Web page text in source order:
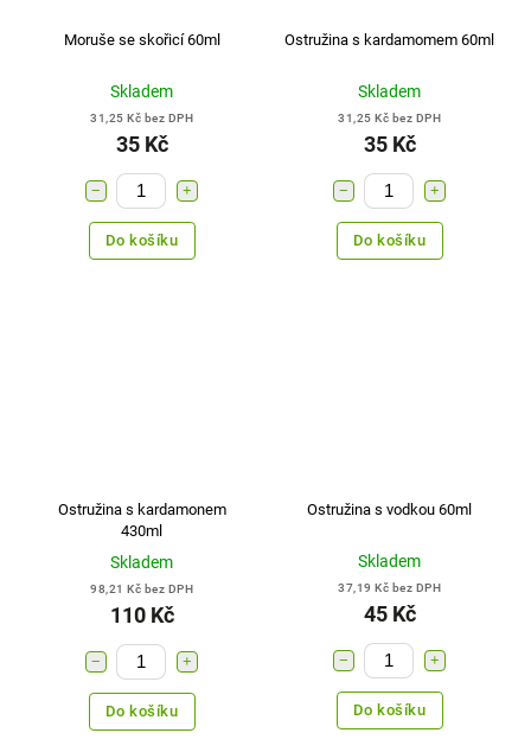
Moruše se skořicí 60ml
Skladem
31,25 Kč bez DPH
35 Kč
+
−
Do košíku
Ostružina s kardamomem 60ml
Skladem
31,25 Kč bez DPH
35 Kč
+
−
Do košíku
Ostružina s kardamonem
430ml
Skladem
98,21 Kč bez DPH
110 Kč
+
−
Do košíku
Ostružina s vodkou 60ml
Skladem
37,19 Kč bez DPH
45 Kč
+
−
Do košíku